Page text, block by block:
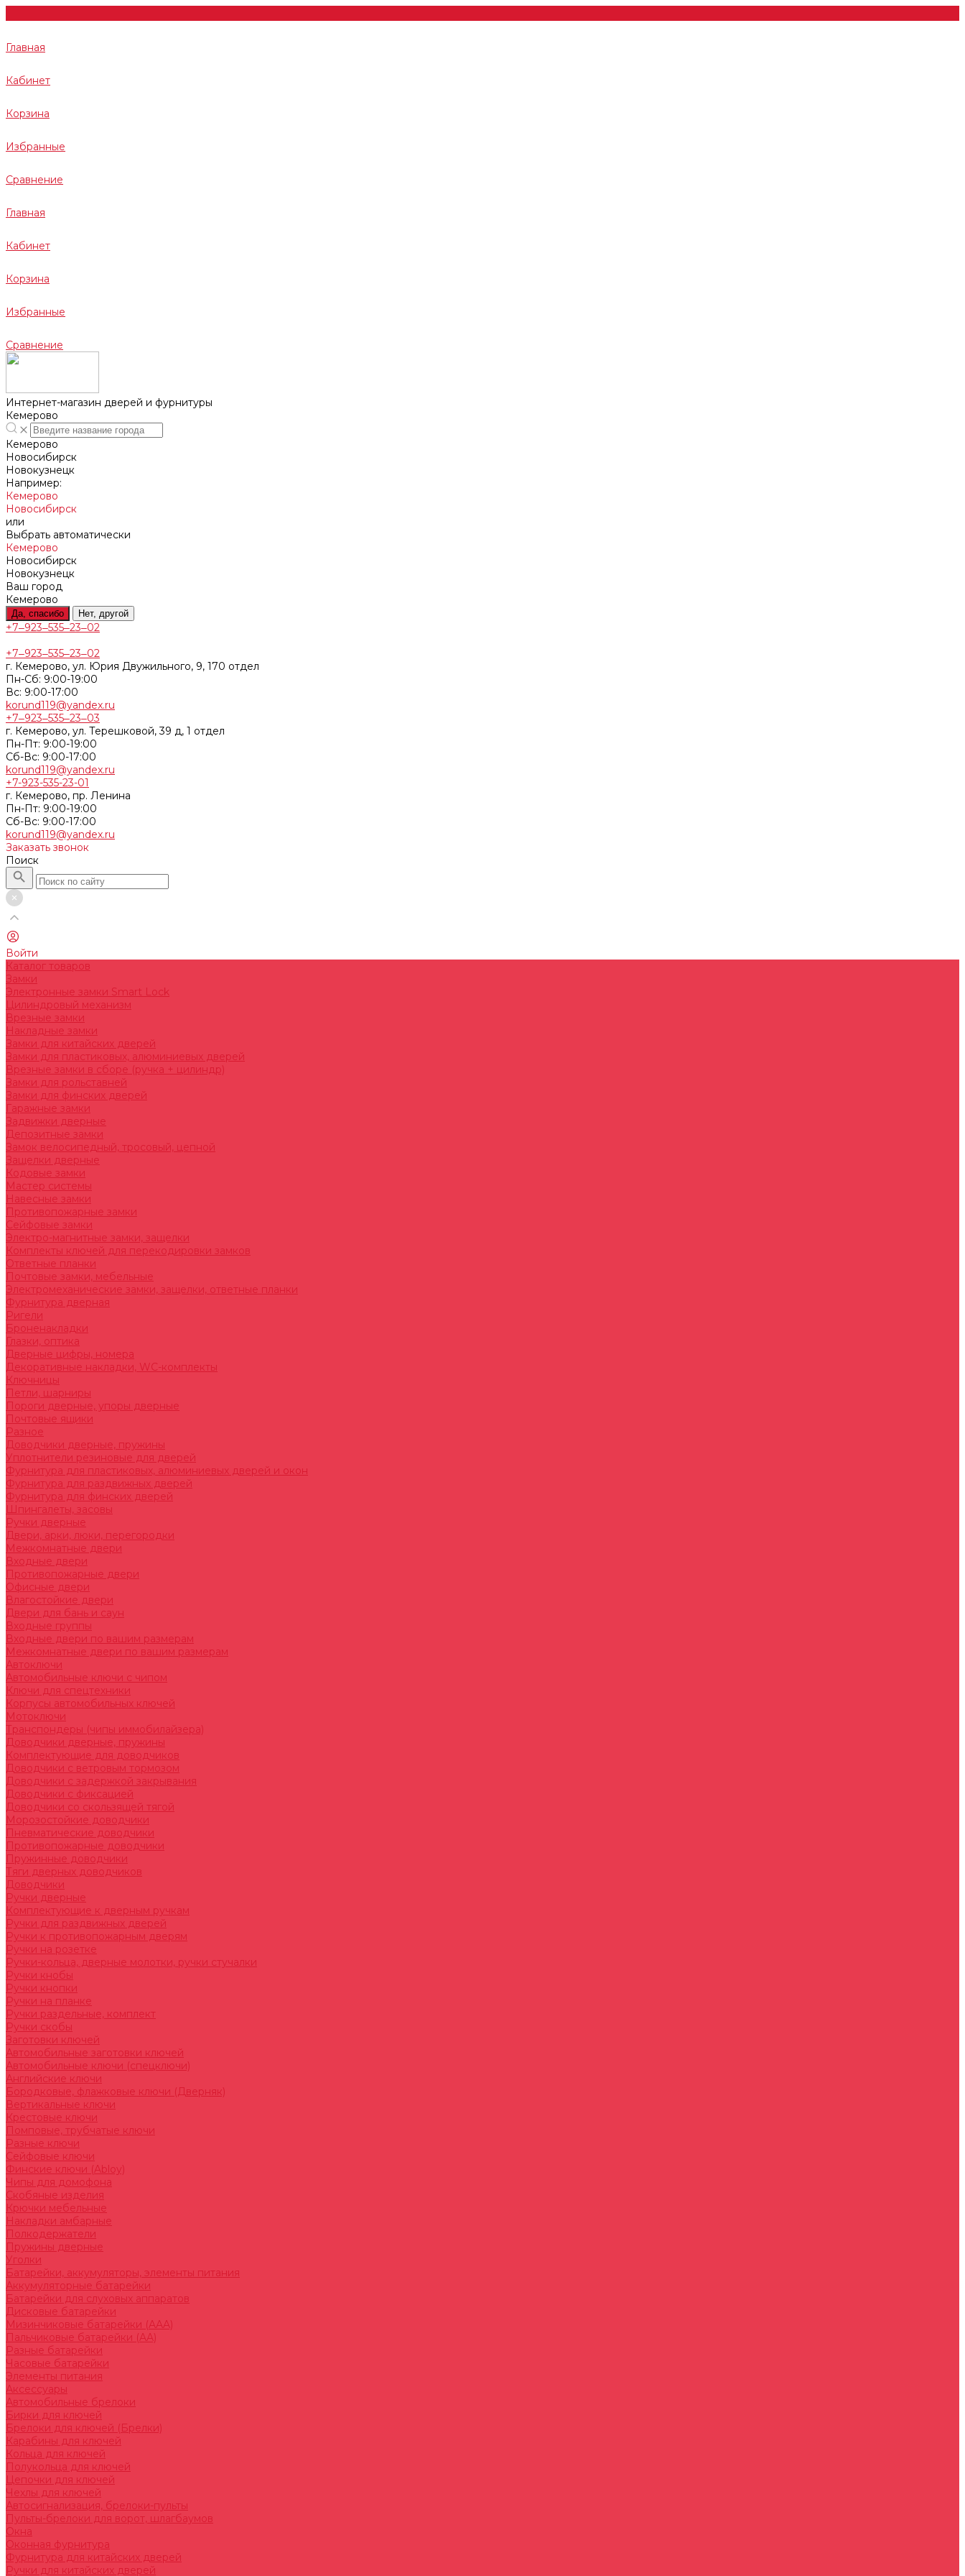
Главная
Кабинет
Корзина
Избранные
Сравнение
Главная
Кабинет
Корзина
Избранные
Сравнение
Интернет-магазин дверей и фурнитуры
Кемерово
Кемерово
Новосибирск
Новокузнецк
Например:
Кемерово
Новосибирск
или
Выбрать автоматически
Кемерово
Новосибирск
Новокузнецк
Ваш город
Кемерово
Да, спасибо Нет, другой
+7‒923‒535‒23‒02
+7‒923‒535‒23‒02
г. Кемерово, ул. Юрия Двужильного, 9, 170 отдел
Пн-Сб: 9:00-19:00
Вс: 9:00-17:00
korund119@yandex.ru
+7‒923‒535‒23‒03
г. Кемерово, ул. Терешковой, 39 д, 1 отдел
Пн-Пт: 9:00-19:00
Cб-Вс: 9:00-17:00
korund119@yandex.ru
+7-923-535-23-01
г. Кемерово, пр. Ленина
Пн-Пт: 9:00-19:00
Cб-Вс: 9:00-17:00
korund119@yandex.ru
Заказать звонок
Поиск
Войти
Каталог товаров
Замки
Электронные замки Smart Lock
Цилиндровый механизм
Врезные замки
Накладные замки
Замки для китайских дверей
Замки для пластиковых, алюминиевых дверей
Врезные замки в сборе (ручка + цилиндр)
Замки для рольставней
Замки для финских дверей
Гаражные замки
Задвижки дверные
Депозитные замки
Замок велосипедный, тросовый, цепной
Защелки дверные
Кодовые замки
Мастер системы
Навесные замки
Противопожарные замки
Сейфовые замки
Электро-магнитные замки, защелки
Комплекты ключей для перекодировки замков
Ответные планки
Почтовые замки, мебельные
Электромеханические замки, защелки, ответные планки
Фурнитура дверная
Ригели
Броненакладки
Глазки, оптика
Дверные цифры, номера
Декоративные накладки, WC-комплекты
Ключницы
Петли, шарниры
Пороги дверные, упоры дверные
Почтовые ящики
Разное
Доводчики дверные, пружины
Уплотнители резиновые для дверей
Фурнитура для пластиковых, алюминиевых дверей и окон
Фурнитура для раздвижных дверей
Фурнитура для финских дверей
Шпингалеты, засовы
Ручки дверные
Двери, арки, люки, перегородки
Межкомнатные двери
Входные двери
Противопожарные двери
Офисные двери
Влагостойкие двери
Двери для бань и саун
Входные группы
Входные двери по вашим размерам
Межкомнатные двери по вашим размерам
Автоключи
Автомобильные ключи с чипом
Ключи для спецтехники
Корпусы автомобильных ключей
Мотоключи
Транспондеры (чипы иммобилайзера)
Доводчики дверные, пружины
Комплектующие для доводчиков
Доводчики с ветровым тормозом
Доводчики с задержкой закрывания
Доводчики с фиксацией
Доводчики со скользящей тягой
Морозостойкие доводчики
Пневматические доводчики
Противопожарные доводчики
Пружинные доводчики
Тяги дверных доводчиков
Доводчики
Ручки дверные
Комплектующие к дверным ручкам
Ручки для раздвижных дверей
Ручки к противопожарным дверям
Ручки на розетке
Ручки-кольца, дверные молотки, ручки стучалки
Ручки кнобы
Ручки кнопки
Ручки на планке
Ручки раздельные, комплект
Ручки скобы
Заготовки ключей
Автомобильные заготовки ключей
Автомобильные ключи (спецключи)
Английские ключи
Бородковые, флажковые ключи (Дверняк)
Вертикальные ключи
Крестовые ключи
Помповые, трубчатые ключи
Разные ключи
Сейфовые ключи
Финские ключи (Abloy)
Чипы для домофона
Скобяные изделия
Крючки мебельные
Накладки амбарные
Полкодержатели
Пружины дверные
Уголки
Батарейки, аккумуляторы, элементы питания
Аккумуляторные батарейки
Батарейки для слуховых аппаратов
Дисковые батарейки
Мизинчиковые батарейки (AAA)
Пальчиковые батарейки (AA)
Разные батарейки
Часовые батарейки
Элементы питания
Аксессуары
Автомобильные брелоки
Бирки для ключей
Брелоки для ключей (Брелки)
Карабины для ключей
Кольца для ключей
Полукольца для ключей
Цепочки для ключей
Чехлы для ключей
Автосигнализация, брелоки-пульты
Пульты-брелоки для ворот, шлагбаумов
Окна
Оконная фурнитура
Фурнитура для китайских дверей
Ручки для китайских дверей